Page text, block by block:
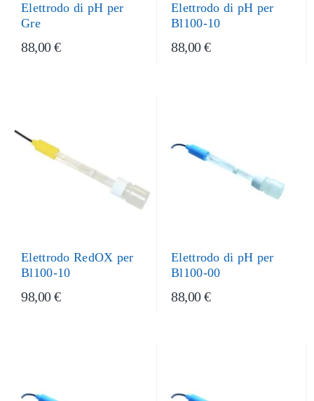
Elettrodo di pH per
Gre
88,00 €
Elettrodo di pH per
Bl100-10
88,00 €
Elettrodo RedOX per
Bl100-10
98,00 €
Elettrodo di pH per
Bl100-00
88,00 €